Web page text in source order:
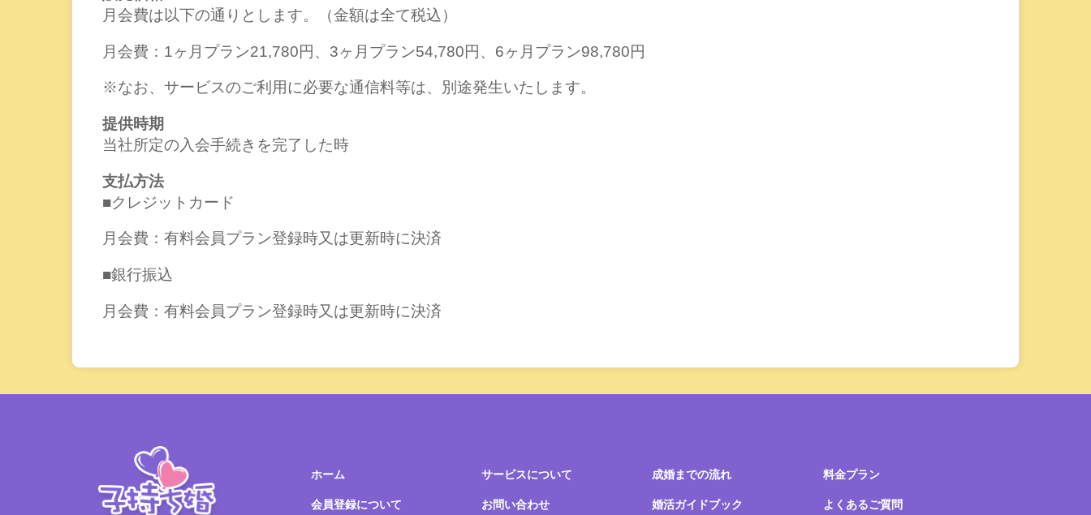
月会費は以下の通りとします。（金額は全て税込）
月会費：1ヶ月プラン21,780円、3ヶ月プラン54,780円、6ヶ月プラン98,780円
※なお、サービスのご利用に必要な通信料等は、別途発生いたします。
提供時期
当社所定の入会手続きを完了した時
支払方法
■クレジットカード
月会費：有料会員プラン登録時又は更新時に決済
■銀行振込
月会費：有料会員プラン登録時又は更新時に決済
ホーム サービスについて 成婚までの流れ 料金プラン
会員登録について お問い合わせ 婚活ガイドブック よくあるご質問